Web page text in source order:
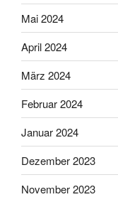
Mai 2024
April 2024
März 2024
Februar 2024
Januar 2024
Dezember 2023
November 2023